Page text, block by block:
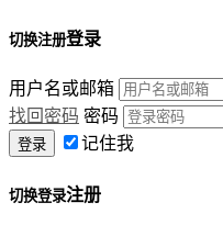
切换注册登录
用户名或邮箱
找回密码 密码
记住我
切换登录注册